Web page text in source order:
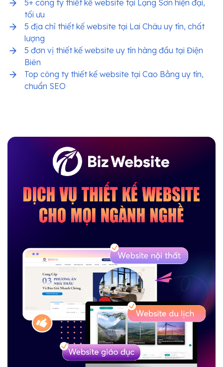
5+ công ty thiết kế website tại Lạng Sơn hiện đại,
tối ưu
5 địa chỉ thiết kế website tại Lai Châu uy tín, chất
lượng
5 đơn vị thiết kế website uy tín hàng đầu tại Điện
Biên
Top công ty thiết kế website tại Cao Bằng uy tín,
chuẩn SEO